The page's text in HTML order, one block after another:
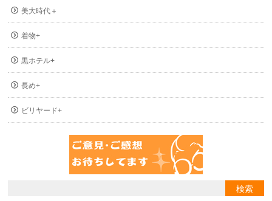
美大時代＋
着物+
黒ホテル+
長め+
ビリヤード+